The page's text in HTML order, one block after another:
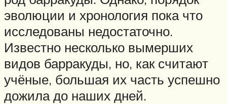
эволюции и хронология пока что
исследованы недостаточно.
Известно несколько вымерших
видов барракуды, но, как считают
учёные, большая их часть успешно
дожила до наших дней.